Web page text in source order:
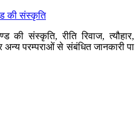
की संस्कृति
की संस्कृति, रीति रिवाज, त्यौहार,
अन्य परम्पराओं से संबंधित जानकारी पा